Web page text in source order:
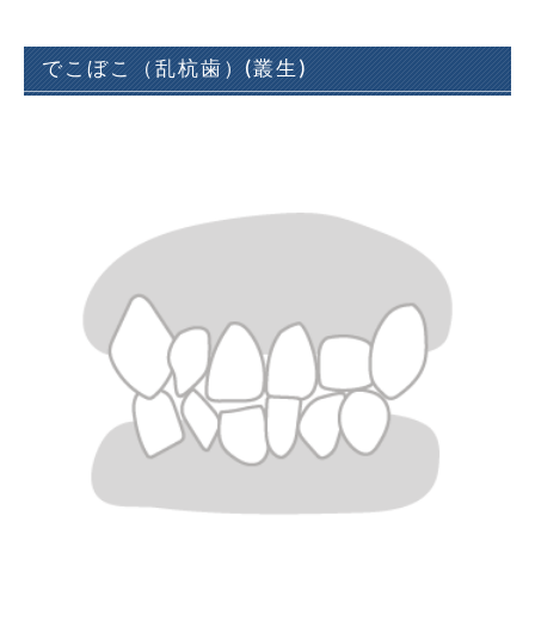
でこぼこ（乱杭歯）(叢生)